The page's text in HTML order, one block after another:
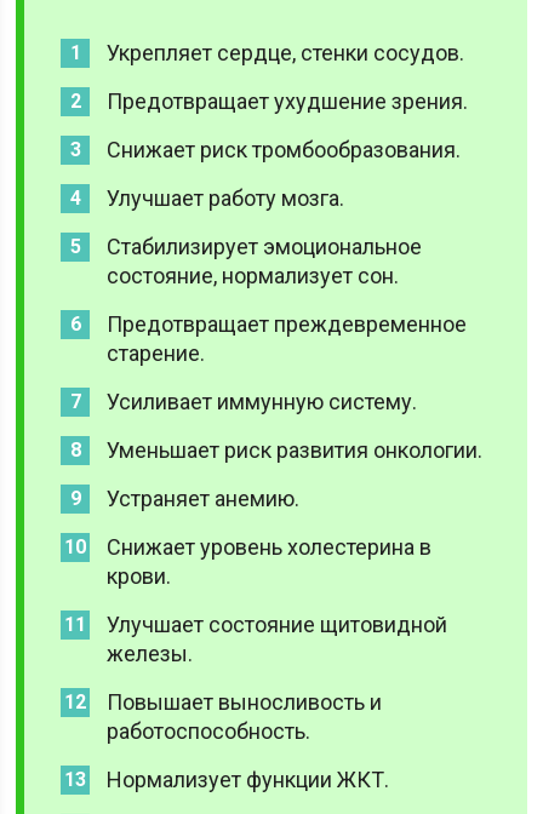
Укрепляет сердце, стенки сосудов.
Предотвращает ухудшение зрения.
Снижает риск тромбообразования.
Улучшает работу мозга.
Стабилизирует эмоциональное
состояние, нормализует сон.
Предотвращает преждевременное
старение.
Усиливает иммунную систему.
Уменьшает риск развития онкологии.
Устраняет анемию.
Снижает уровень холестерина в
крови.
Улучшает состояние щитовидной
железы.
Повышает выносливость и
работоспособность.
Нормализует функции ЖКТ.